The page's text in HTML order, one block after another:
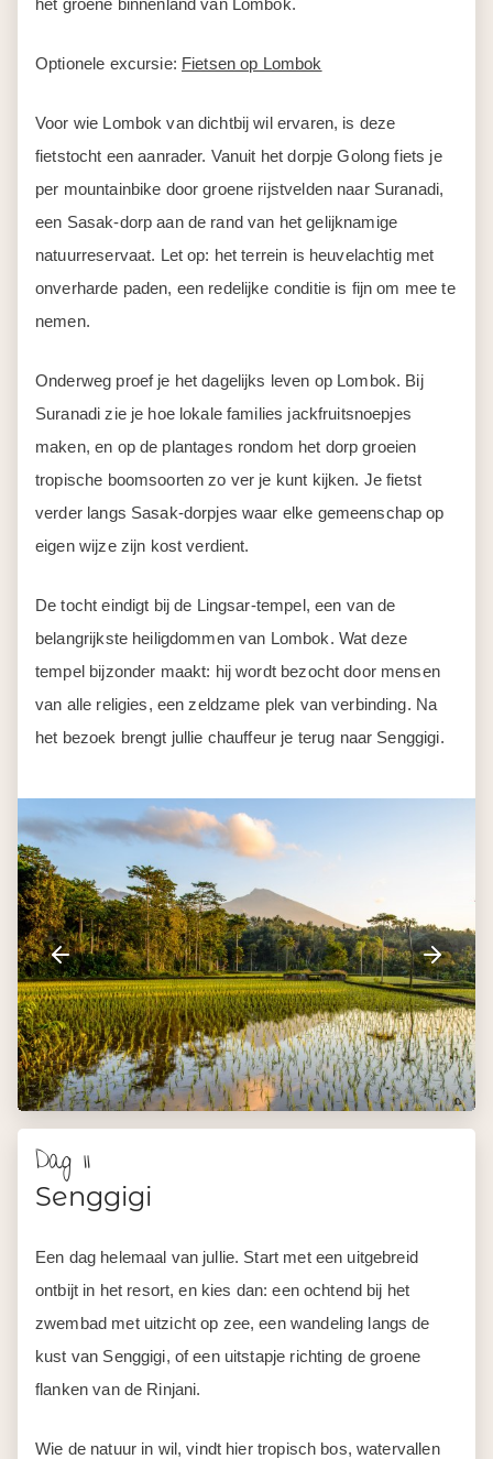
Optionele excursie: Fietsen op Lombok
Voor wie Lombok van dichtbij wil ervaren, is deze
fietstocht een aanrader. Vanuit het dorpje Golong fiets je
per mountainbike door groene rijstvelden naar Suranadi,
een Sasak-dorp aan de rand van het gelijknamige
natuurreservaat. Let op: het terrein is heuvelachtig met
onverharde paden, een redelijke conditie is fijn om mee te
nemen.
Onderweg proef je het dagelijks leven op Lombok. Bij
Suranadi zie je hoe lokale families jackfruitsnoepjes
maken, en op de plantages rondom het dorp groeien
tropische boomsoorten zo ver je kunt kijken. Je fietst
verder langs Sasak-dorpjes waar elke gemeenschap op
eigen wijze zijn kost verdient.
De tocht eindigt bij de Lingsar-tempel, een van de
belangrijkste heiligdommen van Lombok. Wat deze
tempel bijzonder maakt: hij wordt bezocht door mensen
van alle religies, een zeldzame plek van verbinding. Na
het bezoek brengt jullie chauffeur je terug naar Senggigi.
Dag 11
Senggigi
Een dag helemaal van jullie. Start met een uitgebreid
ontbijt in het resort, en kies dan: een ochtend bij het
zwembad met uitzicht op zee, een wandeling langs de
kust van Senggigi, of een uitstapje richting de groene
flanken van de Rinjani.
Wie de natuur in wil, vindt hier tropisch bos, watervallen